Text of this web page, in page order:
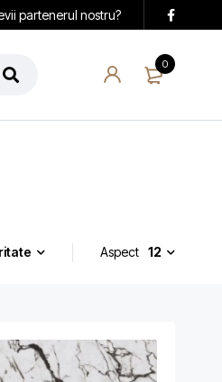
partenerul nostru?
0
Aspect 12